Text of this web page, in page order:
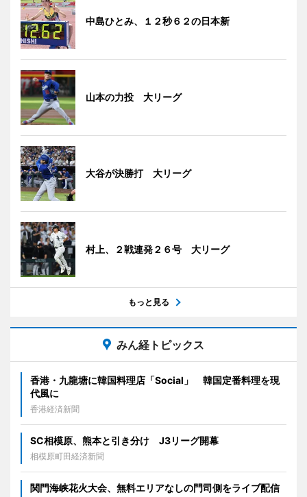
中島ひとみ、１２秒６２の日本新
山本の力投 大リーグ
大谷が決勝打 大リーグ
村上、２戦連発２６号 大リーグ
もっと見る
みん経トピックス
香港・九龍塘に韓国料理店「Social」 韓国定番料理を現
代風に
香港経済新聞
SC相模原、熊本と引き分け J3リーグ開幕
相模原町田経済新聞
関門海峡花火大会、無料エリアなしの門司側をライブ配信